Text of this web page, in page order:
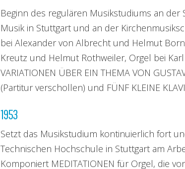
Beginn des regulären Musikstudiums an
Musik in Stuttgart und an der
bei Alexander von Albrecht und Helmut
Kreutz und Helmut Rothweiler, Orgel bei
VARIATIONEN ÜBER EIN THEMA VON
(Partitur verschollen) und FÜNF KLEINE
1953
Setzt das Musikstudium kontinuierlich fort
Technischen Hochschule in Stuttgart am
Komponiert MEDITATIONEN für Orgel, die